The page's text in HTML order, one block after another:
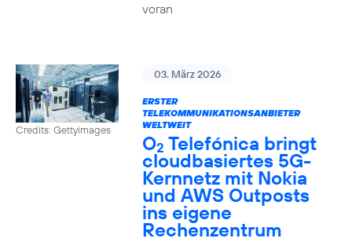
voran
Credits: Gettyimages
03. März 2026
ERSTER
TELEKOMMUNIKATIONSANBIETER
WELTWEIT
O2 Telefónica bringt
cloudbasiertes 5G-
Kernnetz mit Nokia
und AWS Outposts
ins eigene
Rechenzentrum